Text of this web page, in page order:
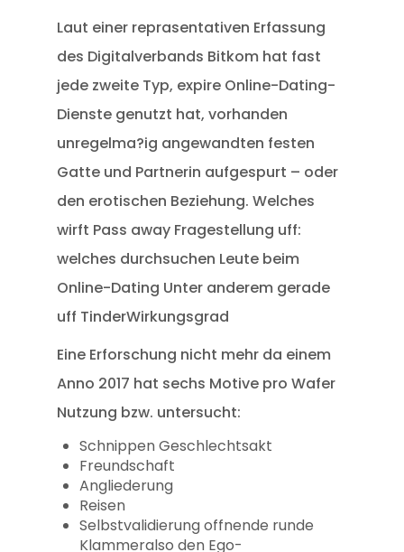
Laut einer reprasentativen Erfassung
des Digitalverbands Bitkom hat fast
jede zweite Typ, expire Online-Dating-
Dienste genutzt hat, vorhanden
unregelma?ig angewandten festen
Gatte und Partnerin aufgespurt – oder
den erotischen Beziehung. Welches
wirft Pass away Fragestellung uff:
welches durchsuchen Leute beim
Online-Dating Unter anderem gerade
uff TinderWirkungsgrad
Eine Erforschung nicht mehr da einem
Anno 2017 hat sechs Motive pro Wafer
Nutzung bzw. untersucht:
Schnippen Geschlechtsakt
Freundschaft
Angliederung
Reisen
Selbstvalidierung offnende runde
Klammeralso den Ego-